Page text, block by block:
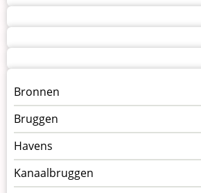
Menu
kunstwerken
op
kunstwerkpagina
Bronnen
Bruggen
Havens
Kanaalbruggen